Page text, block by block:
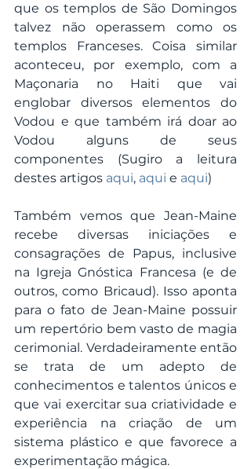
que os templos de São Domingos
talvez não operassem como os
templos Franceses. Coisa similar
aconteceu, por exemplo, com a
Maçonaria no Haiti que vai
englobar diversos elementos do
Vodou e que também irá doar ao
Vodou alguns de seus
componentes (Sugiro a leitura
destes artigos aqui, aqui e aqui)
Também vemos que Jean-Maine
recebe diversas iniciações e
consagrações de Papus, inclusive
na Igreja Gnóstica Francesa (e de
outros, como Bricaud). Isso aponta
para o fato de Jean-Maine possuir
um repertório bem vasto de magia
cerimonial. Verdadeiramente então
se trata de um adepto de
conhecimentos e talentos únicos e
que vai exercitar sua criatividade e
experiência na criação de um
sistema plástico e que favorece a
experimentação mágica.